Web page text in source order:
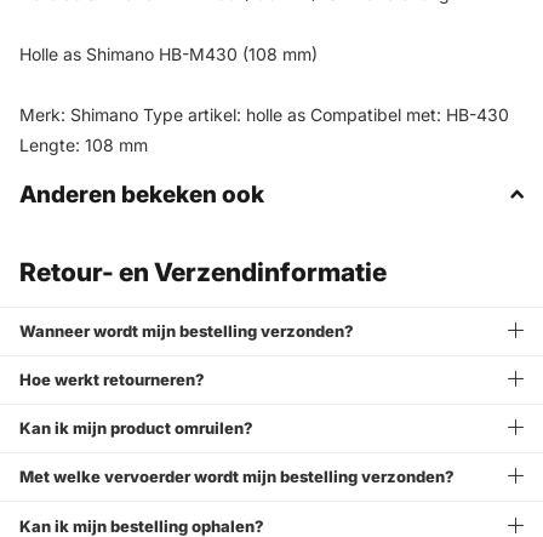
Holle as Shimano HB-M430 (108 mm)
Merk: Shimano Type artikel: holle as Compatibel met: HB-430
Lengte: 108 mm
Anderen bekeken ook
Retour- en Verzendinformatie
Wanneer wordt mijn bestelling verzonden?
Hoe werkt retourneren?
Kan ik mijn product omruilen?
Met welke vervoerder wordt mijn bestelling verzonden?
Kan ik mijn bestelling ophalen?